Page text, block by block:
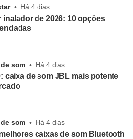
Há 4 dias
inalador de 2026: 10 opções
som Há 4 dias
caixa de som JBL mais potente
som Há 4 dias
caixas de som Bluetooth